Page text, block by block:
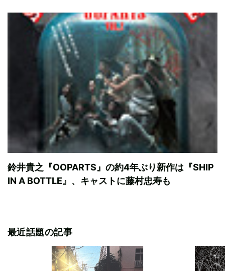
鈴井貴之『OOPARTS』の約4年ぶり新作は『SHIP
IN A BOTTLE』、キャストに藤村忠寿も
最近話題の記事